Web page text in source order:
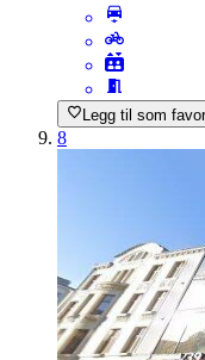
Legg til som
8